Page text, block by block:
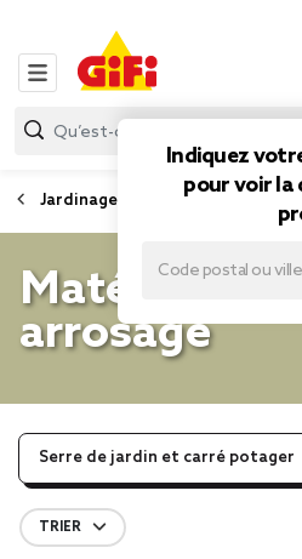
Indiquez
pour voir la
Jardinage
Matériel de
arrosage
Serre de jardin et carré potager
TRIER